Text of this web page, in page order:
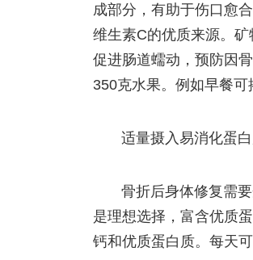
成部分，有助于伤口愈
维生素C的优质来源。
促进肠道蠕动，预防因
350克水果。例如早餐可
适量摄入易消化蛋
骨折后身体修复需
是理想选择，富含优质
钙和优质蛋白质。每天